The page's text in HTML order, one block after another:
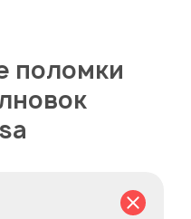
поломки